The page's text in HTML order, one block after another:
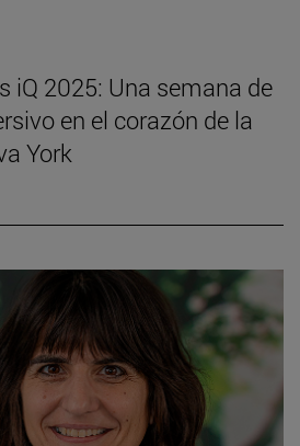
iQ 2025: Una semana de
en el corazón de la
York